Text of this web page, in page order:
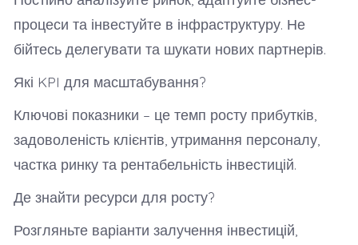
процеси та інвестуйте в інфраструктуру. Не
бійтесь делегувати та шукати нових партнерів.
Які KPI для масштабування?
Ключові показники – це темп росту прибутків,
задоволеність клієнтів, утримання персоналу,
частка ринку та рентабельність інвестицій.
Де знайти ресурси для росту?
Розгляньте варіанти залучення інвестицій,